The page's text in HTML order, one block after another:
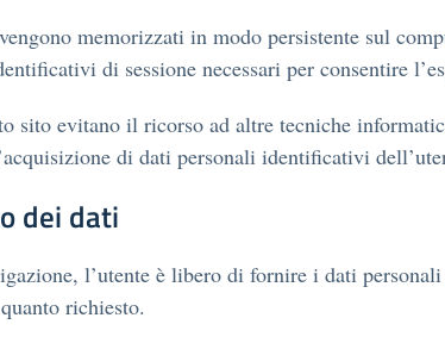
memorizzati in modo persistente sul
di sessione necessari per consentire
sito evitano il ricorso ad altre tecniche
di dati personali identificativi
dei dati
l’utente è libero di fornire i dati
richiesto.